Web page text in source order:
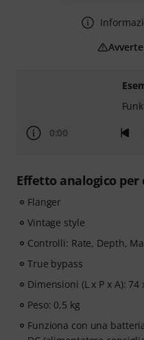
0:00
Effetto analogico
Flanger
Vintage style
Controlli: Rate, Depth,
True bypass
Dimensioni (L x P x A): 74
Peso: 0,5 kg
Funziona con una